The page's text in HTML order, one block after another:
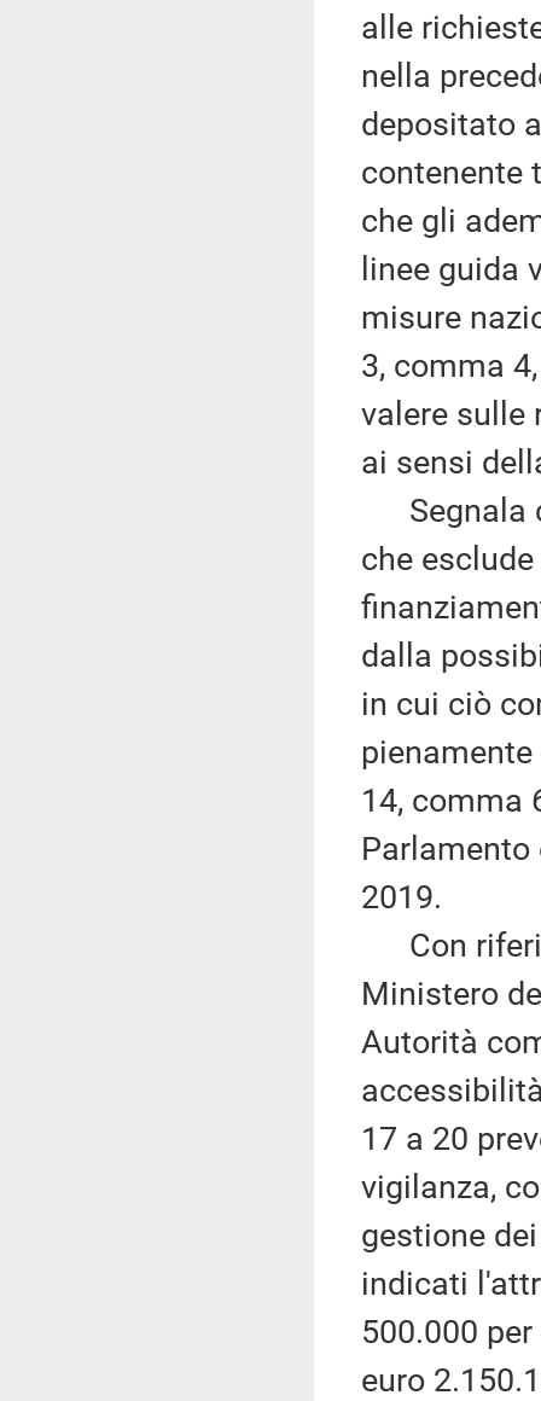
alle
nella
depositato
contenente
che gli
linee guida
misure
3, comma
valere sulle
ai sensi
Segnala
che
dalla
in cui ciò
14, comma
Parlamento
2019.
Con
Ministero
Autorità
17 a 20
vigilanza,
gestione
indicati
500.000
euro